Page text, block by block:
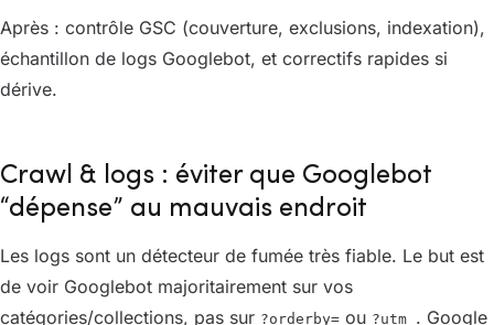
Après : contrôle GSC (couverture, exclusions, indexation),
échantillon de logs Googlebot, et correctifs rapides si
dérive.
Crawl & logs : éviter que Googlebot
“dépense” au mauvais endroit
Les logs sont un détecteur de fumée très fiable. Le but est
de voir Googlebot majoritairement sur vos
catégories/collections, pas sur ?orderby= ou ?utm_ . Google